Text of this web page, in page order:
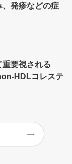
発疹などの症
要視される
HDLコレステ